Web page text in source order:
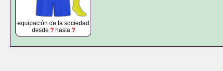
equipación de la sociedad
desde ?hasta ?